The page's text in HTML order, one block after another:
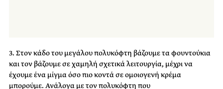
3. Στον κάδο του μεγάλου πολυκόφτη βάζουμε τα φουντούκια
και τον βάζουμε σε χαμηλή σχετικά λειτουργία, μέχρι να
έχουμε ένα μίγμα όσο πιο κοντά σε ομοιογενή κρέμα
μπορούμε. Ανάλογα με τον πολυκόφτη που